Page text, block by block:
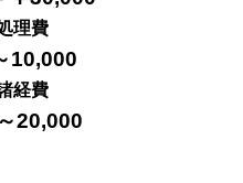
理費
10,000
経費
20,000